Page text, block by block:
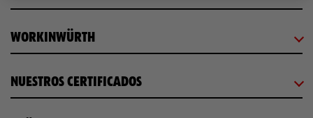
WORKINWÜRTH
NUESTROS CERTIFICADOS